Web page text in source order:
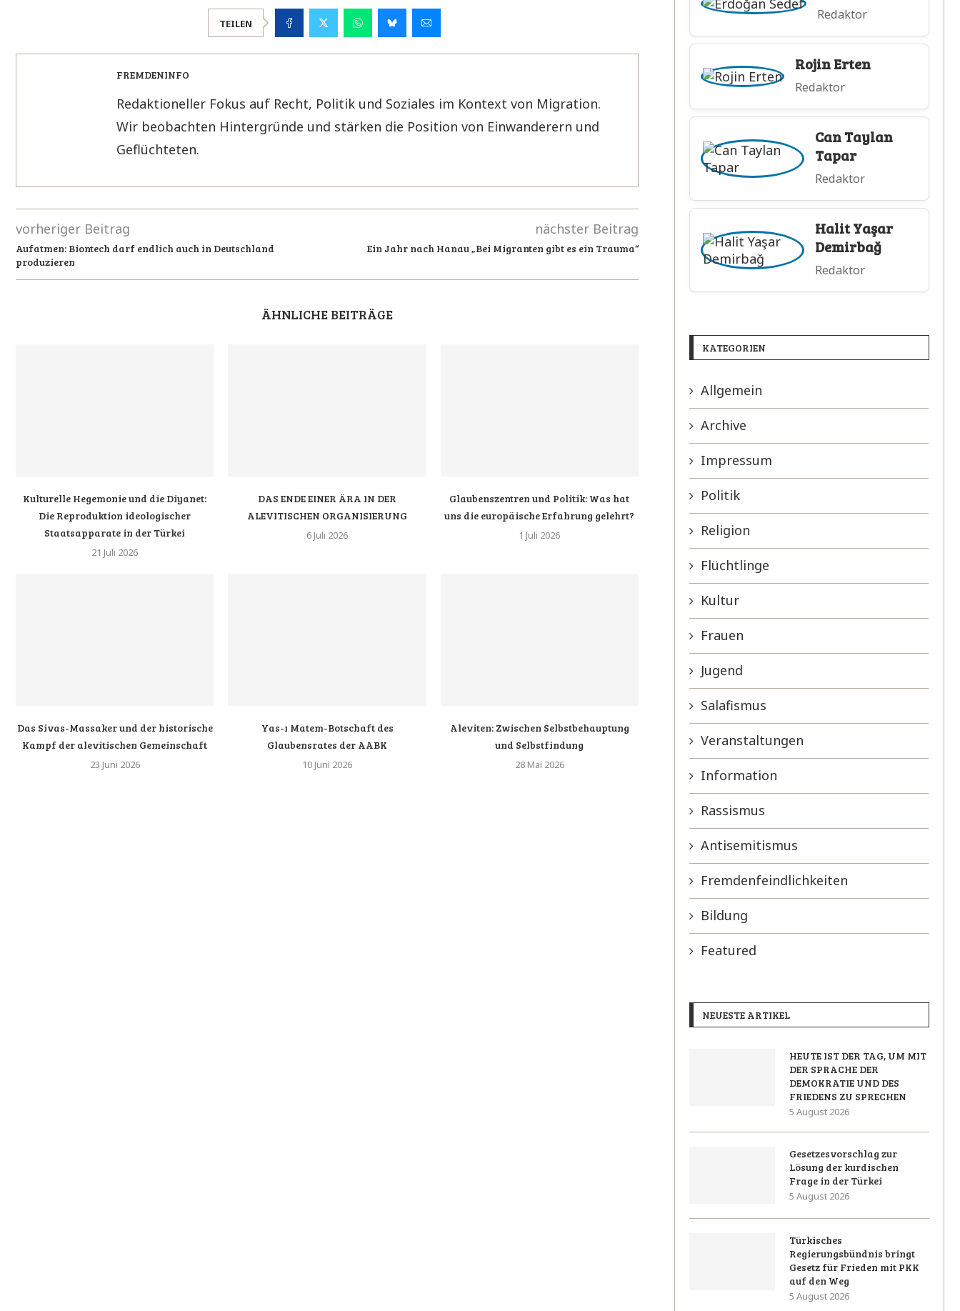
TEILEN
FREMDENINFO
Redaktioneller Fokus auf Recht, Politik und Soziales im Kontext von Migration.
Wir beobachten Hintergründe und stärken die Position von Einwanderern und
Geflüchteten.
vorheriger Beitrag
Aufatmen: Biontech darf endlich auch in Deutschland
produzieren
nächster Beitrag
Ein Jahr nach Hanau „Bei Migranten gibt es ein Trauma“
ÄHNLICHE BEITRÄGE
Kulturelle Hegemonie und die Diyanet:
Die Reproduktion ideologischer
Staatsapparate in der Türkei
21 Juli 2026
DAS ENDE EINER ÄRA IN DER
ALEVITISCHEN ORGANISIERUNG
6 Juli 2026
Glaubenszentren und Politik: Was hat
uns die europäische Erfahrung gelehrt?
1 Juli 2026
Das Sivas-Massaker und der historische
Kampf der alevitischen Gemeinschaft
23 Juni 2026
Yas-ı Matem-Botschaft des
Glaubensrates der AABK
10 Juni 2026
Aleviten: Zwischen Selbstbehauptung
und Selbstfindung
28 Mai 2026
Redaktor
Rojin Erten
Redaktor
Can Taylan
Tapar
Redaktor
Halit Yaşar
Demirbağ
Redaktor
KATEGORIEN
Allgemein
Archive
Impressum
Politik
Religion
Flüchtlinge
Kultur
Frauen
Jugend
Salafismus
Veranstaltungen
Information
Rassismus
Antisemitismus
Fremdenfeindlichkeiten
Bildung
Featured
NEUESTE ARTIKEL
HEUTE IST DER TAG, UM MIT
DER SPRACHE DER
DEMOKRATIE UND DES
FRIEDENS ZU SPRECHEN
5 August 2026
Gesetzesvorschlag zur
Lösung der kurdischen
Frage in der Türkei
5 August 2026
Türkisches
Regierungsbündnis bringt
Gesetz für Frieden mit PKK
auf den Weg
5 August 2026